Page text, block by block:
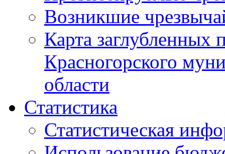
Возникшие
Карта
Красногорского
области
Статистика
Статистическая